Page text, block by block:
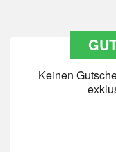
Keinen